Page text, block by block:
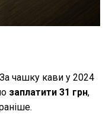
За чашку кави у 2024
заплатити 31 грн,